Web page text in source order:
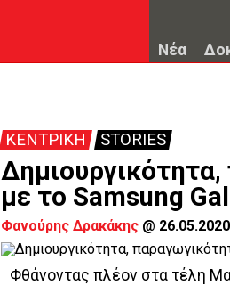
Νέα
ΚΕΝΤΡΙΚΗ STORIES
με το Samsung
Φανούρης Δρακάκης @ 26.05.2020
Φθάνοντας πλέον στα τέλη